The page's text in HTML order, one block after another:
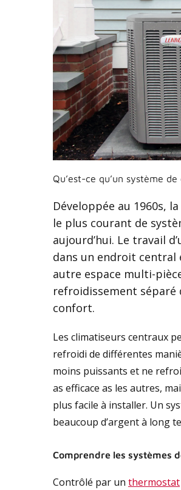
Qu’est-ce qu’un système
Développée au 1960s, la
le plus courant de
aujourd’hui. Le travail
dans un endroit
autre espace multi-
refroidissement séparé
confort.
Les climatiseurs centraux
refroidi de différentes
moins puissants et ne
as efficace as les autres,
plus facile à installer. Un
beaucoup d’argent à long
Comprendre les systèmes
Contrôlé par un thermostat